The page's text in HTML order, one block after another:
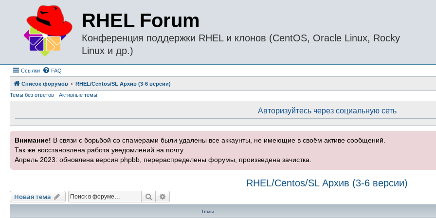
RHEL Forum
Конференция поддержки RHEL и клонов (CentOS, Oracle Linux, Rocky
Linux и др.)
Ссылки FAQ
Список форумов
RHEL/Centos/SL Архив (3-6 версии)
Темы без ответов
Активные темы
Авторизуйтесь через социальную сеть
Внимание! В связи с борьбой со спамерами были удалены все аккаунты, не имеющие в своём активе сообщений.
Так же восстановлена работа уведомлений на почту.
Апрель 2023: обновлена версия phpbb, перераспределены форумы, произведена зачистка.
RHEL/Centos/SL Архив (3-6 версии)
Новая тема Поиск
Темы